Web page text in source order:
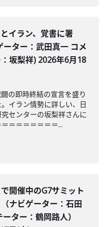
とイラン、覚書に署
ーター：武田真一 コメ
坂梨祥) 2026年6月18
の即時終結の宣言を盛り
イラン情勢に詳しい、日
センターの坂梨祥さんに
＝＝＝＝＝＝＝...
で開催中のG7サミット
ナビゲーター：石田
ター：鶴岡路人）